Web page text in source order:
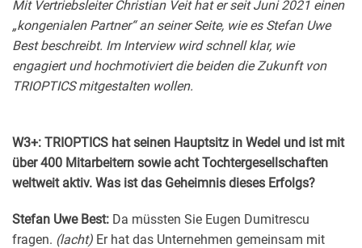
Mit Vertriebsleiter Christian Veit hat er seit Juni 2021 einen
„kongenialen Partner“ an seiner Seite, wie es Stefan Uwe
Best beschreibt. Im Interview wird schnell klar, wie
engagiert und hochmotiviert die beiden die Zukunft von
TRIOPTICS mitgestalten wollen.
W3+: TRIOPTICS hat seinen Hauptsitz in Wedel und ist mit
über 400 Mitarbeitern sowie acht Tochtergesellschaften
weltweit aktiv. Was ist das Geheimnis dieses Erfolgs?
Stefan Uwe Best: Da müssten Sie Eugen Dumitrescu
fragen. (lacht) Er hat das Unternehmen gemeinsam mit